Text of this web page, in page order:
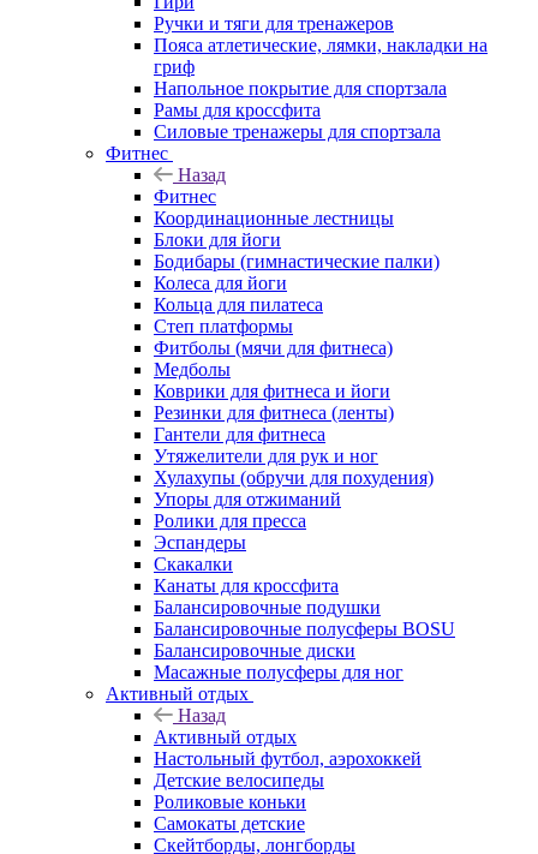
Ручки и тяги для тренажеров
Пояса атлетические, лямки, накладки на
гриф
Напольное покрытие для спортзала
Рамы для кроссфита
Силовые тренажеры для спортзала
Фитнес
Назад
Фитнес
Координационные лестницы
Блоки для йоги
Бодибары (гимнастические палки)
Колеса для йоги
Кольца для пилатеса
Степ платформы
Фитболы (мячи для фитнеса)
Медболы
Коврики для фитнеса и йоги
Резинки для фитнеса (ленты)
Гантели для фитнеса
Утяжелители для рук и ног
Хулахупы (обручи для похудения)
Упоры для отжиманий
Ролики для пресса
Эспандеры
Скакалки
Канаты для кроссфита
Балансировочные подушки
Балансировочные полусферы BOSU
Балансировочные диски
Масажные полусферы для ног
Активный отдых
Назад
Активный отдых
Настольный футбол, аэрохоккей
Детские велосипеды
Роликовые коньки
Самокаты детские
Скейтборды, лонгборды